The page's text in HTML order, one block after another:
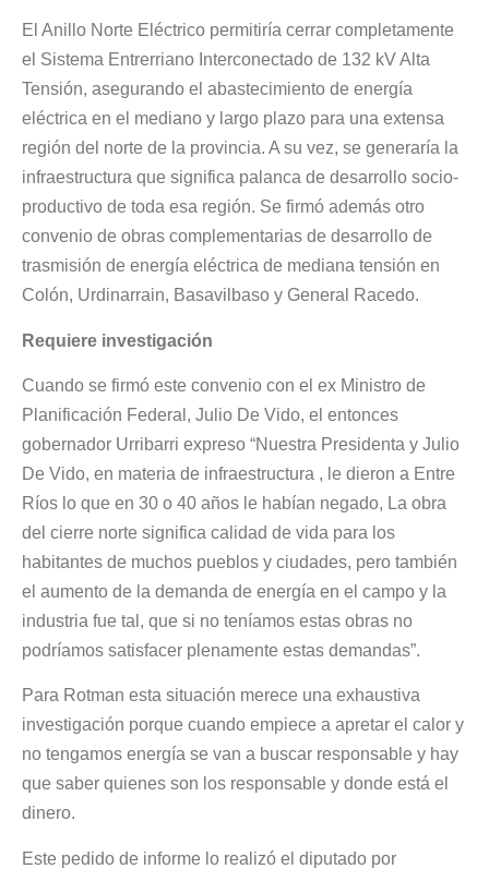
El Anillo Norte Eléctrico permitiría cerrar completamente
el Sistema Entrerriano Interconectado de 132 kV Alta
Tensión, asegurando el abastecimiento de energía
eléctrica en el mediano y largo plazo para una extensa
región del norte de la provincia. A su vez, se generaría la
infraestructura que significa palanca de desarrollo socio-
productivo de toda esa región. Se firmó además otro
convenio de obras complementarias de desarrollo de
trasmisión de energía eléctrica de mediana tensión en
Colón, Urdinarrain, Basavilbaso y General Racedo.
Requiere investigación
Cuando se firmó este convenio con el ex Ministro de
Planificación Federal, Julio De Vido, el entonces
gobernador Urribarri expreso “Nuestra Presidenta y Julio
De Vido, en materia de infraestructura , le dieron a Entre
Ríos lo que en 30 o 40 años le habían negado, La obra
del cierre norte significa calidad de vida para los
habitantes de muchos pueblos y ciudades, pero también
el aumento de la demanda de energía en el campo y la
industria fue tal, que si no teníamos estas obras no
podríamos satisfacer plenamente estas demandas”.
Para Rotman esta situación merece una exhaustiva
investigación porque cuando empiece a apretar el calor y
no tengamos energía se van a buscar responsable y hay
que saber quienes son los responsable y donde está el
dinero.
Este pedido de informe lo realizó el diputado por